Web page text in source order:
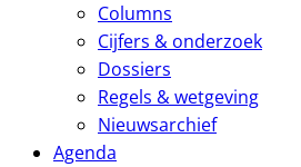
Columns
Cijfers & onderzoek
Dossiers
Regels & wetgeving
Nieuwsarchief
Agenda